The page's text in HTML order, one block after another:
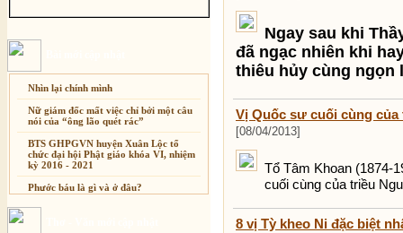
Nhìn lại chính mình
Nữ giám đốc mất việc chỉ bởi một câu
nói của “ông lão quét rác”
BTS GHPGVN huyện Xuân Lộc tổ
chức đại hội Phật giáo khóa VI, nhiệm
kỳ 2016 - 2021
Phước báu là gì và ở đâu?
Sự thương-ghét của con người
Ngay sau khi
đã ngạc nhiên khi
thiêu hủy cùng ngọn
Vị Quốc sư cuối cùng của
[08/04/2013]
Tổ Tâm Khoan (1874-
cuối cùng của triều
8 vị Tỳ kheo Ni đặc biệt